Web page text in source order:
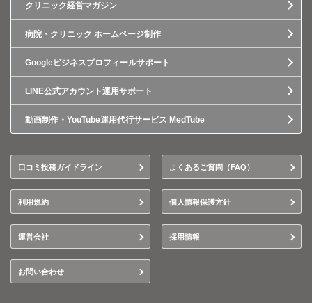
クリニック経営マガジン
病院・クリニック ホームページ制作
Googleビジネスプロフィールサポート
LINE公式アカウント運用サポート
動画制作・YouTube運用代行サービス MedTube
口コミ投稿ガイドライン よくあるご質問（FAQ）
利用規約 個人情報保護方針
運営会社 採用情報
お問い合わせ